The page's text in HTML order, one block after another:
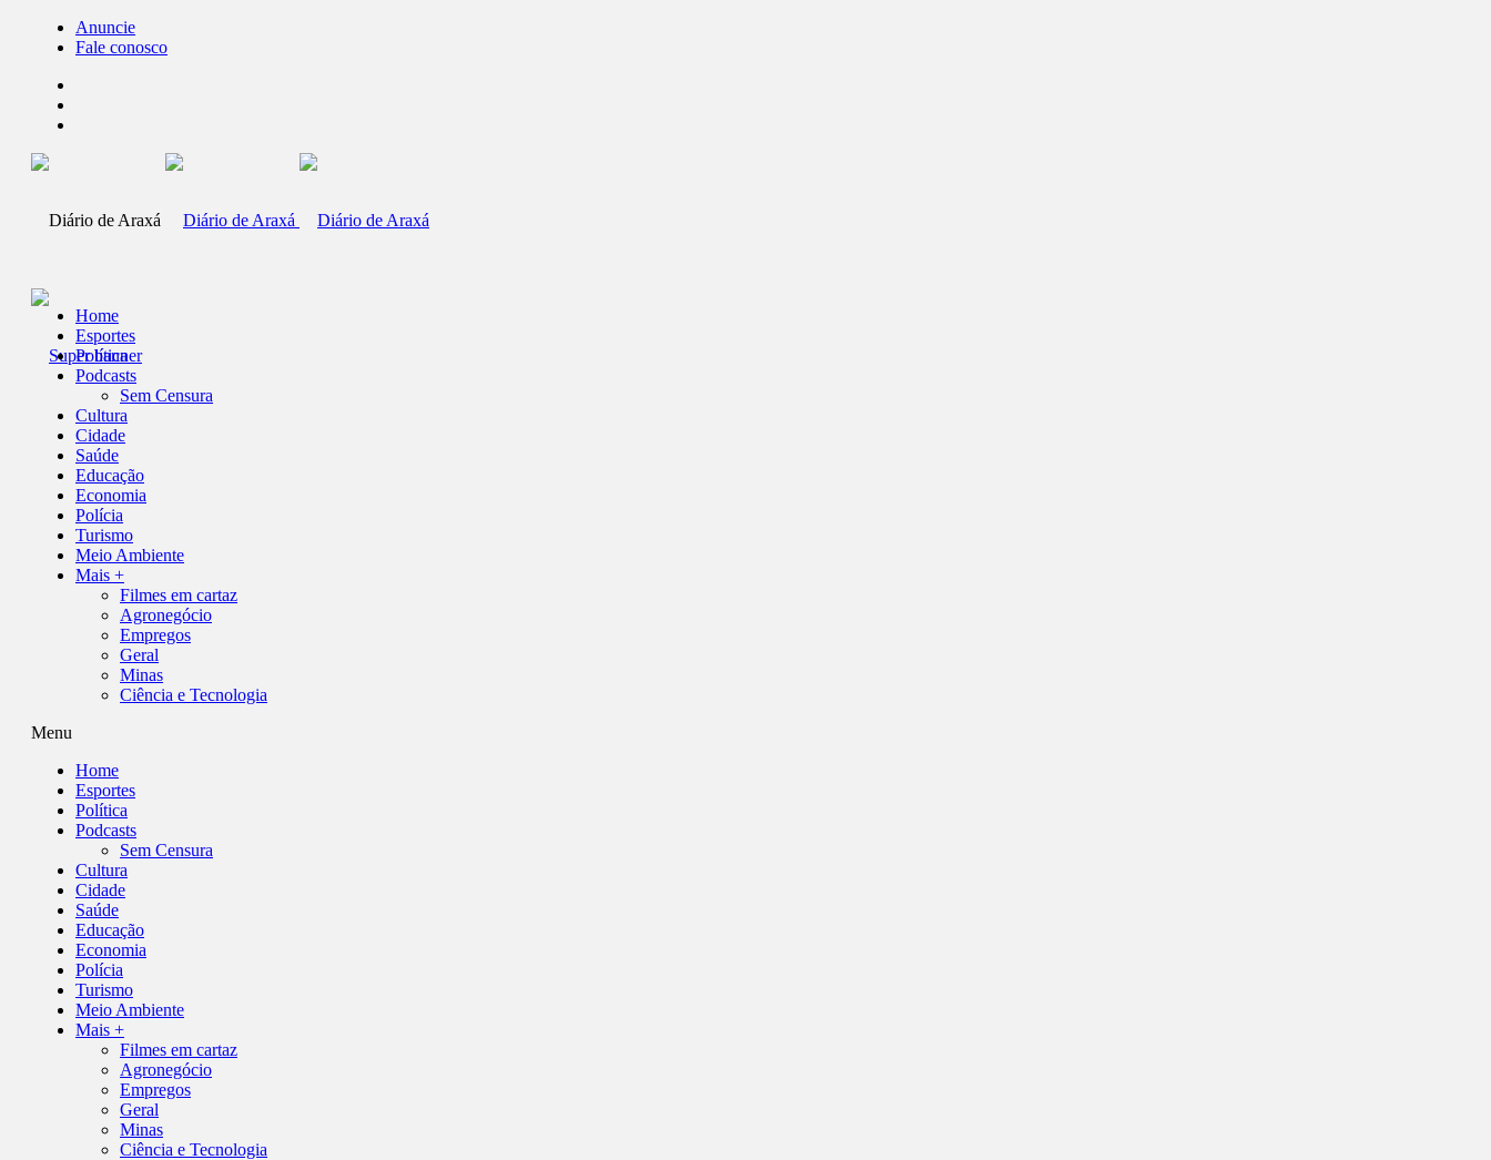
Anuncie
Fale conosco
Home
Esportes
Política
Podcasts
Sem Censura
Cultura
Cidade
Saúde
Educação
Economia
Polícia
Turismo
Meio Ambiente
Mais +
Filmes em cartaz
Agronegócio
Empregos
Geral
Minas
Ciência e Tecnologia
Menu
Home
Esportes
Política
Podcasts
Sem Censura
Cultura
Cidade
Saúde
Educação
Economia
Polícia
Turismo
Meio Ambiente
Mais +
Filmes em cartaz
Agronegócio
Empregos
Geral
Minas
Ciência e Tecnologia